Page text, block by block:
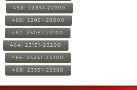
458: 22851-22900
460: 22951-23000
462: 23051-23100
464: 23151-23200
466: 23251-23300
468: 23351-23398